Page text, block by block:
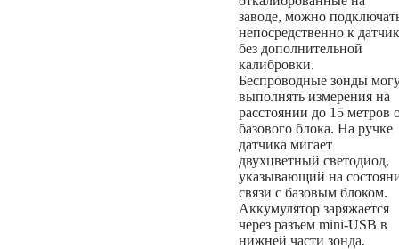
заводе, можно
непосредственно к
без дополнительной
калибровки.
Беспроводные зонды
выполнять измерения на
расстоянии до 15 метров
базового блока. На ручке
датчика мигает
двухцветный светодиод,
указывающий на
связи с базовым блоком.
Аккумулятор заряжается
через разъем mini-USB в
нижней части зонда.